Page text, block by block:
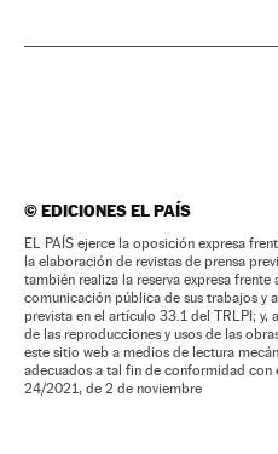
©EDICIONES EL PAÍS
EL PAÍS ejerce la oposición expresa
la elaboración de revistas de prensa
también realiza la reserva expresa
comunicación pública de sus trabajos y
prevista en el artículo 33.1 del TRLPI; y,
de las reproducciones y usos de las
este sitio web a medios de lectura
adecuados a tal fin de conformidad con
24/2021, de 2 de noviembre